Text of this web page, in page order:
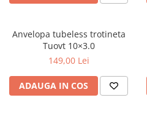
Anvelopa tubeless trotineta
Tuovt 10×3.0
149,00 Lei
ADAUGA IN COS